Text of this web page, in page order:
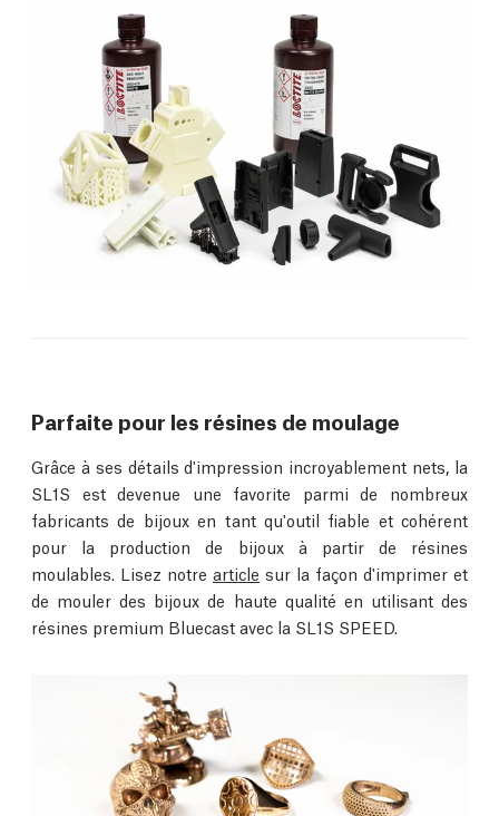
Parfaite pour les résines de moulage
Grâce à ses détails d'impression incroyablement nets, la
SL1S est devenue une favorite parmi de nombreux
fabricants de bijoux en tant qu'outil fiable et cohérent
pour la production de bijoux à partir de résines
moulables. Lisez notre article sur la façon d'imprimer et
de mouler des bijoux de haute qualité en utilisant des
résines premium Bluecast avec la SL1S SPEED.